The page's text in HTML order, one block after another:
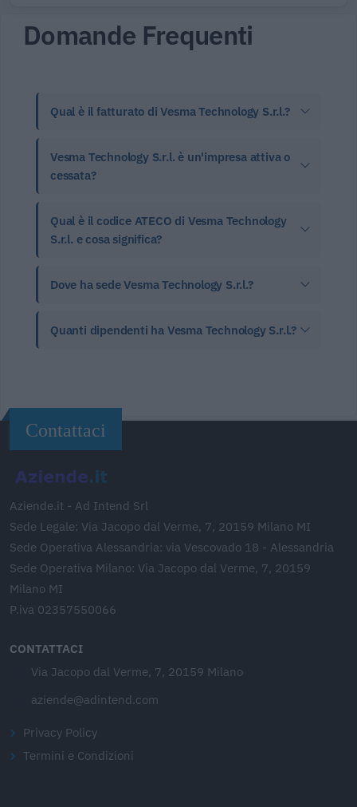
Domande Frequenti
Qual è il fatturato di Vesma Technology S.r.l.?
Vesma Technology S.r.l. è un'impresa attiva o
cessata?
Qual è il codice ATECO di Vesma Technology
S.r.l. e cosa significa?
Dove ha sede Vesma Technology S.r.l.?
Quanti dipendenti ha Vesma Technology S.r.l.?
Contattaci
Aziende.it - Ad Intend Srl
Sede Legale: Via Jacopo dal Verme, 7, 20159 Milano MI
Sede Operativa Alessandria: via Vescovado 18 - Alessandria
Sede Operativa Milano: Via Jacopo dal Verme, 7, 20159
Milano MI
P.iva 02357550066
CONTATTACI
Via Jacopo dal Verme, 7, 20159 Milano
aziende@adintend.com
Privacy Policy
Termini e Condizioni